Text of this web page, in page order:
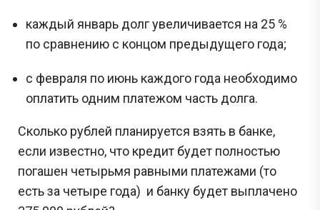
каждый январь долг увеличивается на 25 %
по сравнению с концом предыдущего года;
с февраля по июнь каждого года необходимо
оплатить одним платежом часть долга.
Сколько рублей планируется взять в банке,
если известно, что кредит будет полностью
погашен четырьмя равными платежами (то
есть за четыре года) и банку будет выплачено